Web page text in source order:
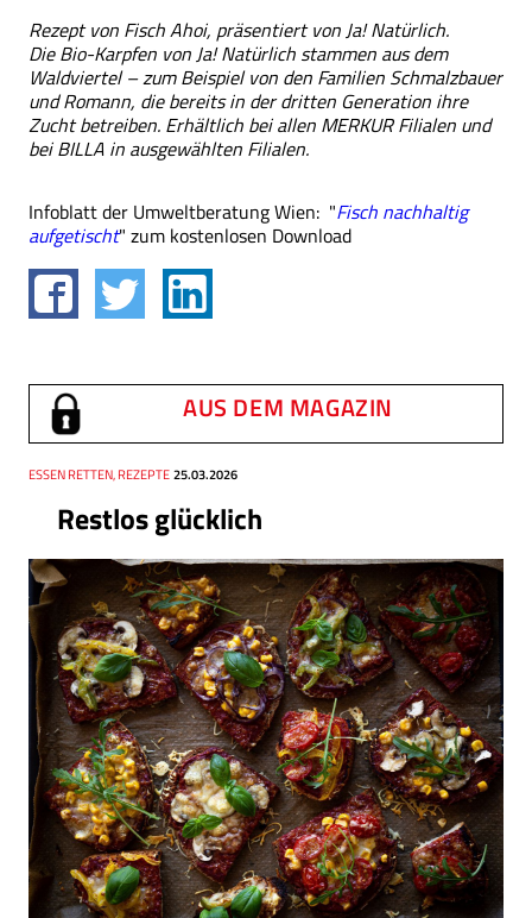
Rezept von Fisch Ahoi, präsentiert von Ja! Natürlich.
Die Bio-Karpfen von Ja! Natürlich stammen aus dem
Waldviertel – zum Beispiel von den Familien Schmalzbauer
und Romann, die bereits in der dritten Generation ihre
Zucht betreiben. Erhältlich bei allen MERKUR Filialen und
bei BILLA in ausgewählten Filialen.
Infoblatt der Umweltberatung Wien: "Fisch nachhaltig
aufgetischt" zum kostenlosen Download
AUS DEM MAGAZIN
Restlos glücklich
Thema
ESSEN RETTEN, REZEPTE
Datum 25.03.2026